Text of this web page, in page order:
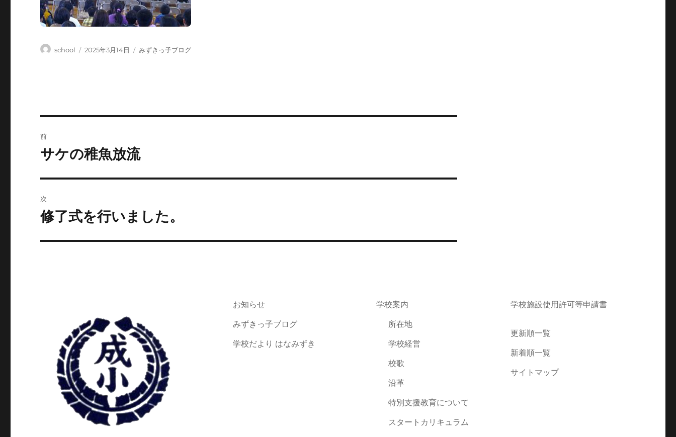
投
school
投
2025年3月14日
カ
みずきっ子ブログ
稿
ゲ
前
前
投
稿:
サケの稚魚放流
次
次
投
修了式を行いました。
お知らせ
みずきっ子ブログ
学校だより はなみずき
学校案内
所在地
学校経営
校歌
沿革
特別支援教育について
スタートカリキュラム
学校施設使用許可等申請書
更新順一覧
新着順一覧
サイトマップ